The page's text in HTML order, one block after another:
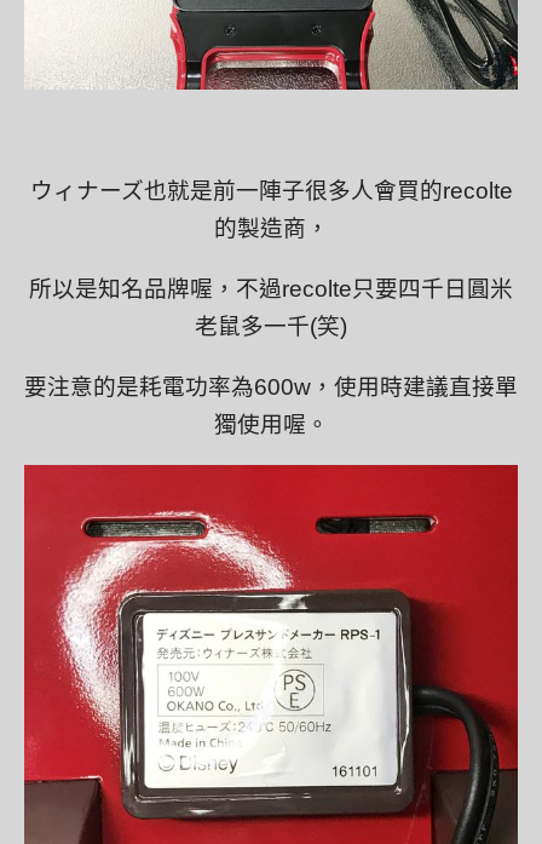
ウィナーズ也就是前一陣子很多人會買的recolte
的製造商，
所以是知名品牌喔，不過recolte只要四千日圓米
老鼠多一千(笑)
要注意的是耗電功率為600w，使用時建議直接單
獨使用喔。